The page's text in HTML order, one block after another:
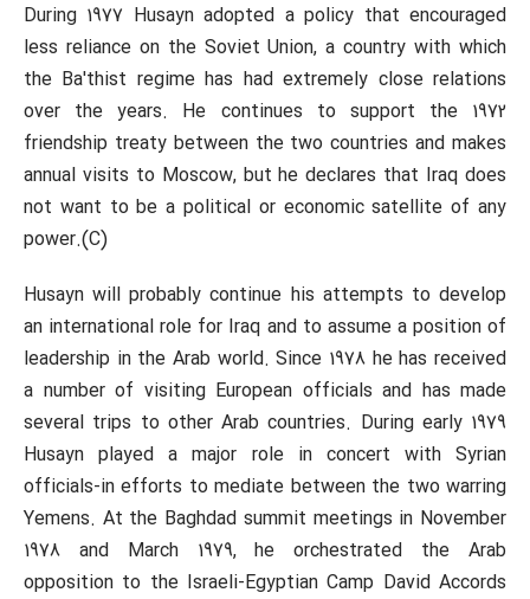
During 1977 Husayn adopted a policy that encouraged
less reliance on the Soviet Union, a country with which
the Ba'thist regime has had extremely close relations
over the years. He continues to support the 1972
friendship treaty between the two countries and makes
annual visits to Moscow, but he declares that Iraq does
not want to be a political or economic satellite of any
power.(C)
Husayn will probably continue his attempts to develop
an international role for Iraq and to assume a position of
leadership in the Arab world. Since 1978 he has received
a number of visiting European officials and has made
several trips to other Arab countries. During early 1979
Husayn played a major role in concert with Syrian
officials-in efforts to mediate between the two warring
Yemens. At the Baghdad summit meetings in November
1978 and March 1979, he orchestrated the Arab
opposition to the Israeli-Egyptian Camp David Accords